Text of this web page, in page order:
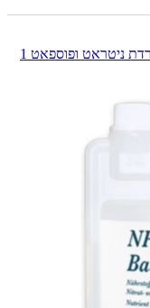
טרופיק מארין אנ.פי באקטו באלאנס הורדת ניטראט ופוספאט 1